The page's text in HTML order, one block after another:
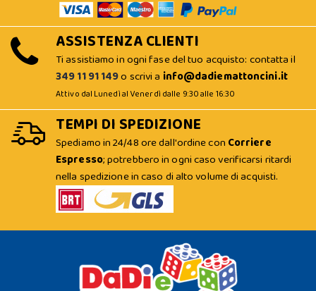
ASSISTENZA CLIENTI
Ti assistiamo in ogni fase del tuo acquisto: contatta il
349 11 91 149o scrivi a info@dadiemattoncini.it
Attivo dal Lunedì al Venerdì dalle 9:30 alle 16:30
TEMPI DI SPEDIZIONE
Spediamo in 24/48 ore dall'ordine con Corriere
Espresso; potrebbero in ogni caso verificarsi ritardi
nella spedizione in caso di alto volume di acquisti.